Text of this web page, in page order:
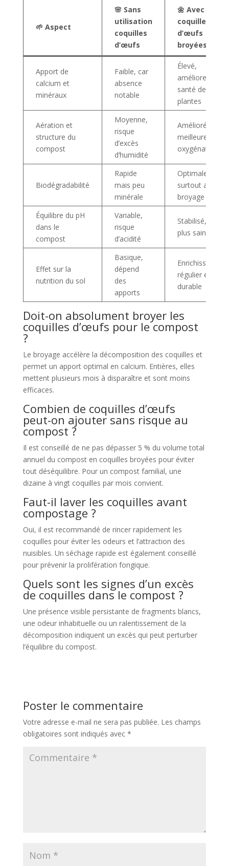
🌱 Aspect
🌸 Sans
utilisation
coquilles
d’œufs
🌼 Avec
coquilles
d’œufs
broyées
Apport de
calcium et
minéraux
Faible, car
absence
notable
Élevé,
améliore la
santé des
plantes
Aération et
structure du
compost
Moyenne,
risque
d’excès
d’humidité
Améliorée,
meilleure
oxygénation
Biodégradabilité
Rapide
mais peu
minérale
Optimale,
surtout avec
broyage
Équilibre du pH
dans le
compost
Variable,
risque
d’acidité
Stabilisé, sol
plus sain
Effet sur la
nutrition du sol
Basique,
dépend
des
apports
Enrichissement
régulier et
durable
Doit-on absolument broyer les
coquilles d’œufs pour le compost
?
Le broyage accélère la décomposition des coquilles et
permet un apport optimal en calcium. Entières, elles
mettent plusieurs mois à disparaître et sont moins
efficaces.
Combien de coquilles d’œufs
peut-on ajouter sans risque au
compost ?
Il est conseillé de ne pas dépasser 5 % du volume total
annuel du compost en coquilles broyées pour éviter
tout déséquilibre. Pour un compost familial, une
dizaine à vingt coquilles par mois convient.
Faut-il laver les coquilles avant
compostage ?
Oui, il est recommandé de rincer rapidement les
coquilles pour éviter les odeurs et l’attraction des
nuisibles. Un séchage rapide est également conseillé
pour prévenir la prolifération fongique.
Quels sont les signes d’un excès
de coquilles dans le compost ?
Une présence visible persistante de fragments blancs,
une odeur inhabituelle ou un ralentissement de la
décomposition indiquent un excès qui peut perturber
l’équilibre du compost.
Poster le commentaire
Votre adresse e-mail ne sera pas publiée. Les champs
obligatoires sont indiqués avec *